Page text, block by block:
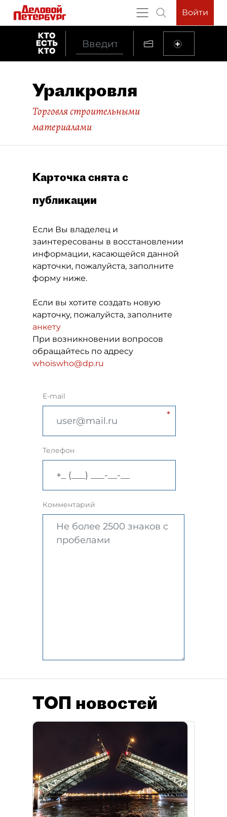
Войти
Уралкровля
Торговля строительными
материалами
Карточка снята с
публикации
Если Вы владелец и
заинтересованы в восстановлении
информации, касающейся данной
карточки, пожалуйста, заполните
форму ниже.
Если вы хотите создать новую
карточку, пожалуйста, заполните
анкету
При возникновении вопросов
обращайтесь по адресу
whoiswho@dp.ru
E-mail
Телефон
Комментарий
ТОП новостей